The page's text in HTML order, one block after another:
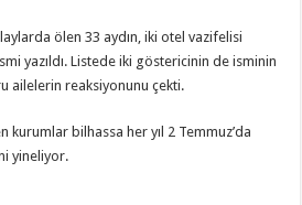
ölen 33 aydın, iki otel vazifelisi
yazıldı. Listede iki göstericinin de isminin
ailelerin reaksiyonunu çekti.
kurumlar bilhassa her yıl 2 Temmuz’da
yineliyor.